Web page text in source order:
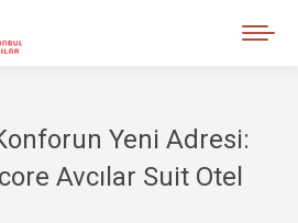
Yeni Adresi:
Avcılar Suit Otel